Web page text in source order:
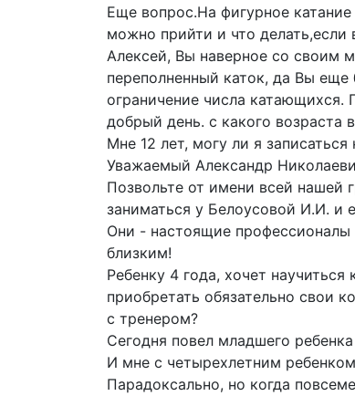
Еще вопрос.На фигурное
можно прийти и что делать,если
Алексей, Вы наверное со своим
переполненный каток, да Вы еще
ограничение числа
добрый день. с какого возраста
Мне 12 лет, могу ли я
Уважаемый Александр
Позвольте от имени всей нашей
заниматься у Белоусовой И.И. и
Они - настоящие профессионалы
близким!
Ребенку 4 года, хочет
приобретать обязательно свои
с тренером?
Сегодня повел младшего
И мне с четырехлетним
Парадоксально, но когда